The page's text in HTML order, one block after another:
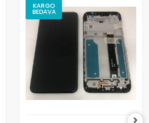
KARGO
BEDAVA